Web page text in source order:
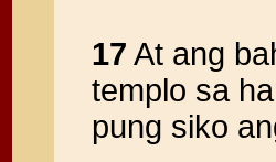
17 At ang
templo sa
pung siko